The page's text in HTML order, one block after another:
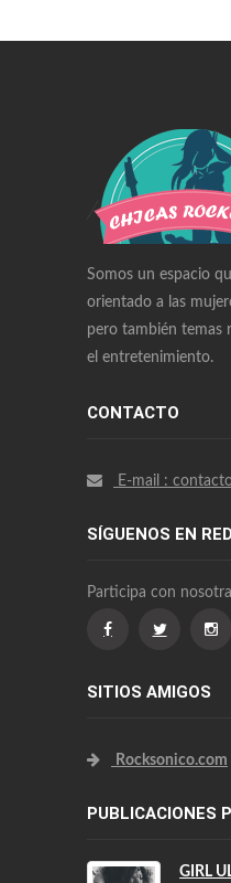
Somos un espacio
orientado a las
pero también temas
el entretenimiento.
CONTACTO
E-mail :
SÍGUENOS EN
Participa con
SITIOS AMIGOS
Rocksonico.com
Swiss Replica
Audemars
Rolex Watches
Richard Mille
Omega Watches
PUBLICACIONES
GIRL